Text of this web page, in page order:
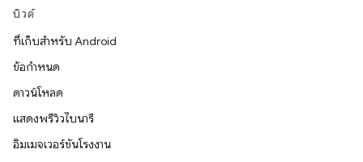
บิวด์
ที่เก็บสำหรับ Android
ข้อกำหนด
ดาวน์โหลด
แสดงพรีวิวไบนารี
อิมเมจเวอร์ชันโรงงาน